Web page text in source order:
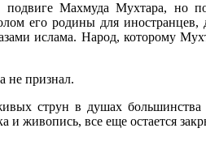
Махмуда Мухтара, но
его родины для
ислама. Народ, которому
не признал.
струн в душах
и живопись, все еще остается